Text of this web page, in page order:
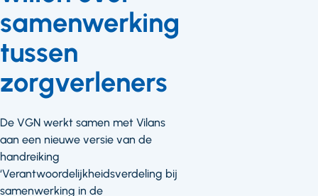
samenwerking
tussen
zorgverleners
De VGN werkt samen met Vilans
aan een nieuwe versie van de
handreiking
‘Verantwoordelijkheidsverdeling bij
samenwerking in de